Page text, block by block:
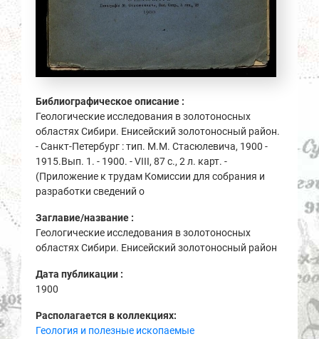
Библиографическое описание :
Геологические исследования в золотоносных
областях Сибири. Енисейский золотоносный район.
- Санкт-Петербург : тип. М.М. Стасюлевича, 1900 -
1915.Вып. 1. - 1900. - VIII, 87 с., 2 л. карт. -
(Приложение к трудам Комиссии для собрания и
разработки сведений о
Заглавие/название :
Геологические исследования в золотоносных
областях Сибири. Енисейский золотоносный район
Дата публикации :
1900
Располагается в коллекциях:
Геология и полезные ископаемые